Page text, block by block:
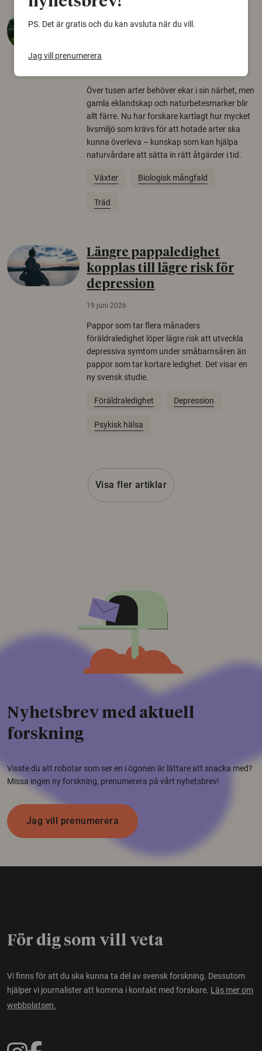
Så mycket eklandskap
Över tusen arter behöver ekar i sin närhet, men
gamla eklandskap och naturbetesmarker blir
allt färre. Nu har forskare kartlagt hur mycket
livsmiljö som krävs för att hotade arter ska
kunna överleva – kunskap som kan hjälpa
naturvårdare att sätta in rätt åtgärder i tid.
Växter Biologisk mångfald
Träd
Längre pappaledighet
kopplas till lägre risk för
depression
19 juni 2026
Pappor som tar flera månaders
föräldraledighet löper lägre risk att utveckla
depressiva symtom under småbarnsåren än
pappor som tar kortare ledighet. Det visar en
ny svensk studie.
Föräldraledighet Depression
Psykisk hälsa
Visa fler artiklar
Nyhetsbrev med aktuell
forskning
Visste du att robotar som ser en i ögonen är lättare att snacka med?
Missa ingen ny forskning, prenumerera på vårt nyhetsbrev!
Jag vill prenumerera
För dig som vill veta
Vi finns för att du ska kunna ta del av svensk forskning. Dessutom
hjälper vi journalister att komma i kontakt med forskare. Läs mer om
webbplatsen.
PS. Det är gratis och du kan avsluta när du vill.
Jag vill prenumerera